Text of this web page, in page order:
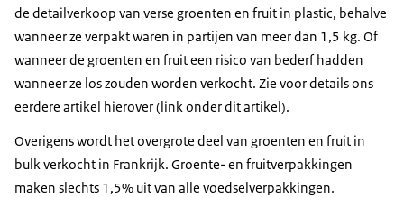
de detailverkoop van verse groenten en fruit in plastic, behalve
wanneer ze verpakt waren in partijen van meer dan 1,5 kg. Of
wanneer de groenten en fruit een risico van bederf hadden
wanneer ze los zouden worden verkocht. Zie voor details ons
eerdere artikel hierover (link onder dit artikel).
Overigens wordt het overgrote deel van groenten en fruit in
bulk verkocht in Frankrijk. Groente- en fruitverpakkingen
maken slechts 1,5% uit van alle voedselverpakkingen.